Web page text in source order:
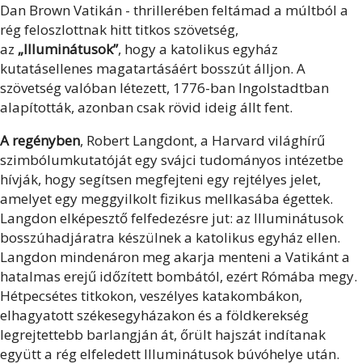
Dan Brown Vatikán - thrillerében feltámad a múltból a
rég feloszlottnak hitt titkos szövetség,
az „Illuminátusok”, hogy a katolikus egyház
kutatásellenes magatartásáért bosszút álljon. A
szövetség valóban létezett, 1776-ban Ingolstadtban
alapították, azonban csak rövid ideig állt fent.
A regényben, Robert Langdont, a Harvard világhírű
szimbólumkutatóját egy svájci tudományos intézetbe
hívják, hogy segítsen megfejteni egy rejtélyes jelet,
amelyet egy meggyilkolt fizikus mellkasába égettek.
Langdon elképesztő felfedezésre jut: az Illuminátusok
bosszúhadjáratra készülnek a katolikus egyház ellen.
Langdon mindenáron meg akarja menteni a Vatikánt a
hatalmas erejű időzített bombától, ezért Rómába megy.
Hétpecsétes titkokon, veszélyes katakombákon,
elhagyatott székesegyházakon és a földkerekség
legrejtettebb barlangján át, őrült hajszát indítanak
együtt a rég elfeledett Illuminátusok búvóhelye után.